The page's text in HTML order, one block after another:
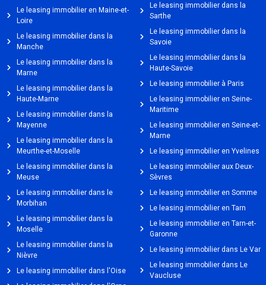
Le leasing immobilier en Maine-et-
Loire
Le leasing immobilier dans la
Manche
Le leasing immobilier dans la
Marne
Le leasing immobilier dans la
Haute-Marne
Le leasing immobilier dans la
Mayenne
Le leasing immobilier dans la
Meurthe-et-Moselle
Le leasing immobilier dans la
Meuse
Le leasing immobilier dans le
Morbihan
Le leasing immobilier dans la
Moselle
Le leasing immobilier dans la
Nièvre
Le leasing immobilier dans l'Oise
Le leasing immobilier dans la
Sarthe
Le leasing immobilier dans la
Savoie
Le leasing immobilier dans la
Haute-Savoie
Le leasing immobilier à Paris
Le leasing immobilier en Seine-
Maritime
Le leasing immobilier en Seine-et-
Marne
Le leasing immobilier en Yvelines
Le leasing immobilier aux Deux-
Sèvres
Le leasing immobilier en Somme
Le leasing immobilier en Tarn
Le leasing immobilier en Tarn-et-
Garonne
Le leasing immobilier dans Le Var
Le leasing immobilier dans Le
Vaucluse